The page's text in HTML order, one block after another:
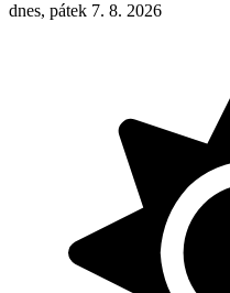
dnes, pátek 7. 8. 2026